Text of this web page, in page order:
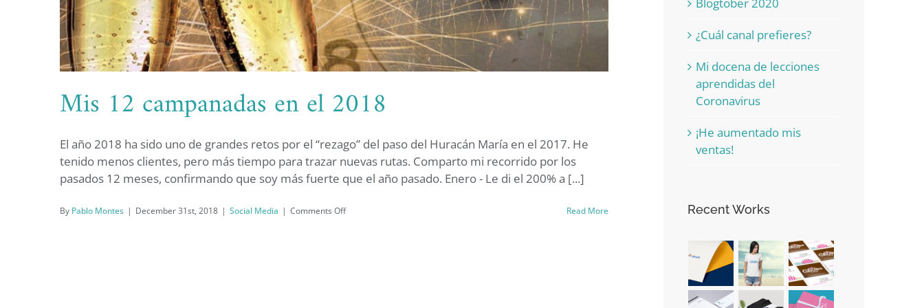
Mis 12 campanadas en el 2018
Mis 12 campanadas en el 2018
El año 2018 ha sido uno de grandes retos por el “rezago” del paso del Huracán María en el 2017. He
tenido menos clientes, pero más tiempo para trazar nuevas rutas. Comparto mi recorrido por los
pasados 12 meses, confirmando que soy más fuerte que el año pasado. Enero - Le di el 200% a [...]
By Pablo Montes | December 31st, 2018 | Social Media | Comments Offon
Read More
¿Cuál canal prefieres?
Mi docena de lecciones
aprendidas del
Coronavirus
¡He aumentado mis
ventas!
Recent Works